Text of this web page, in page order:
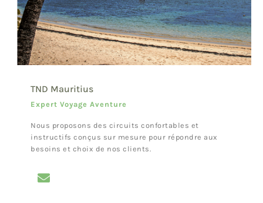
TND Mauritius
Expert Voyage Aventure
Nous proposons des circuits confortables et
instructifs conçus sur mesure pour répondre aux
besoins et choix de nos clients.